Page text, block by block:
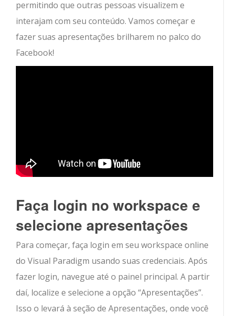
permitindo que outras pessoas visualizem e
interajam com seu conteúdo. Vamos começar e
fazer suas apresentações brilharem no palco do
Facebook!
Faça login no workspace e
selecione apresentações
Para começar, faça login em seu workspace online
do Visual Paradigm usando suas credenciais. Após
fazer login, navegue até o painel principal. A partir
daí, localize e selecione a opção “Apresentações”.
Isso o levará à seção de Apresentações, onde você